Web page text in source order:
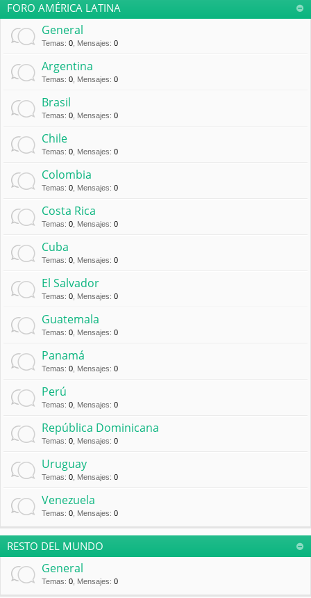
FORO AMÉRICA LATINA
General
Temas: 0 Mensajes: 0
Argentina
Temas: 0 Mensajes: 0
Brasil
Temas: 0 Mensajes: 0
Chile
Temas: 0 Mensajes: 0
Colombia
Temas: 0 Mensajes: 0
Costa Rica
Temas: 0 Mensajes: 0
Cuba
Temas: 0 Mensajes: 0
El Salvador
Temas: 0 Mensajes: 0
Guatemala
Temas: 0 Mensajes: 0
Panamá
Temas: 0 Mensajes: 0
Perú
Temas: 0 Mensajes: 0
República Dominicana
Temas: 0 Mensajes: 0
Uruguay
Temas: 0 Mensajes: 0
Venezuela
Temas: 0 Mensajes: 0
RESTO DEL MUNDO
General
Temas: 0 Mensajes: 0